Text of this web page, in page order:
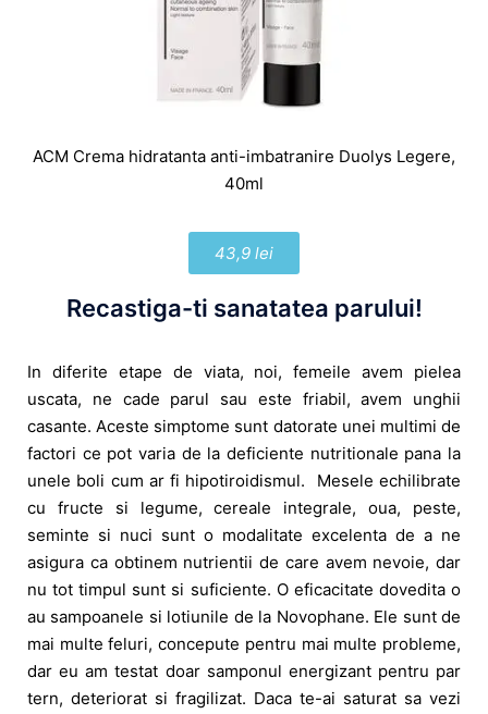
ACM Crema hidratanta anti-imbatranire Duolys Legere,
40ml
43,9 lei
Recastiga-ti sanatatea parului!
In diferite etape de viata, noi, femeile avem pielea
uscata, ne cade parul sau este friabil, avem unghii
casante. Aceste simptome sunt datorate unei multimi de
factori ce pot varia de la deficiente nutritionale pana la
unele boli cum ar fi hipotiroidismul. Mesele echilibrate
cu fructe si legume, cereale integrale, oua, peste,
seminte si nuci sunt o modalitate excelenta de a ne
asigura ca obtinem nutrientii de care avem nevoie, dar
nu tot timpul sunt si suficiente. O eficacitate dovedita o
au sampoanele si lotiunile de la Novophane. Ele sunt de
mai multe feluri, concepute pentru mai multe probleme,
dar eu am testat doar samponul energizant pentru par
tern, deteriorat si fragilizat. Daca te-ai saturat sa vezi